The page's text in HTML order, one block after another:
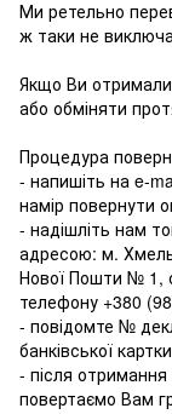
Ми ретельно
ж таки не
Якщо Ви
або обміняти
Процедура
- напишіть на e-
намір повернути
- надішліть нам
адресою: м.
Нової Пошти № 1,
телефону +380
- повідомте №
банківської
- після
повертаємо Вам